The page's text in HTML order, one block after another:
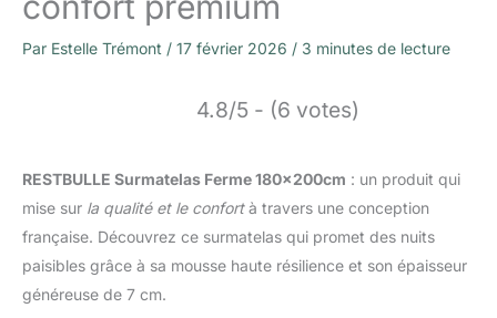
Par Estelle Trémont / 17 février 2026 / 3 minutes de lecture
4.8/5 - (6 votes)
RESTBULLE Surmatelas Ferme 180x200cm : un produit qui
mise sur la qualité et le confortà travers une conception
française. Découvrez ce surmatelas qui promet des nuits
paisibles grâce à sa mousse haute résilience et son épaisseur
généreuse de 7 cm.